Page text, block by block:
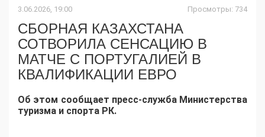
3.06.2026, 19:00 Просмотры: 734
СБОРНАЯ КАЗАХСТАНА
СОТВОРИЛА СЕНСАЦИЮ В
МАТЧЕ С ПОРТУГАЛИЕЙ В
КВАЛИФИКАЦИИ ЕВРО
Об этом сообщает пресс-служба Министерства
туризма и спорта РК.